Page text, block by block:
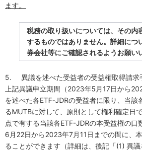
ます。
税務の取り扱いについては、その内
するものではありません。詳細につ
券会社等にご確認されるようお願い
5. 異議を述べた受益者の受益権取得請求
上記異議申立期間（2023年5 月 17日から
を述べた各ETF-JDRの受益者に限り、当該
るMUTBに対して、原則として権利確定日
点で有する当該各ETF-JDRの本受益権の口
6 月 22日から2023年7月 11 日までの間に、
ることができます（詳細は、後記「(1) 異